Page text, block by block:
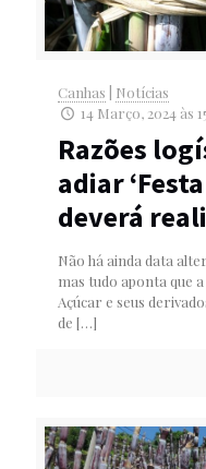
Canhas
Notícias
14 Março, 2024 às
Razões
adiar
deverá
Não há ainda data
mas tudo aponta que
Açúcar e seus
de […]